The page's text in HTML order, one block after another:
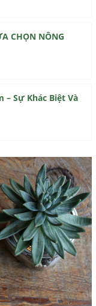
CHỌN NÔNG
– Sự Khác Biệt Và